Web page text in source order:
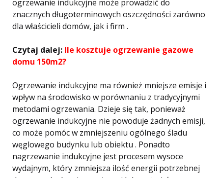
ogrzewanie indukcyjne może prowadzić do
znacznych długoterminowych oszczędności zarówno
dla właścicieli domów, jak i firm .
Czytaj dalej: Ile kosztuje ogrzewanie gazowe
domu 150m2?
Ogrzewanie indukcyjne ma również mniejsze emisje i
wpływ na środowisko w porównaniu z tradycyjnymi
metodami ogrzewania. Dzieje się tak, ponieważ
ogrzewanie indukcyjne nie powoduje żadnych emisji,
co może pomóc w zmniejszeniu ogólnego śladu
węglowego budynku lub obiektu . Ponadto
nagrzewanie indukcyjne jest procesem wysoce
wydajnym, który zmniejsza ilość energii potrzebnej